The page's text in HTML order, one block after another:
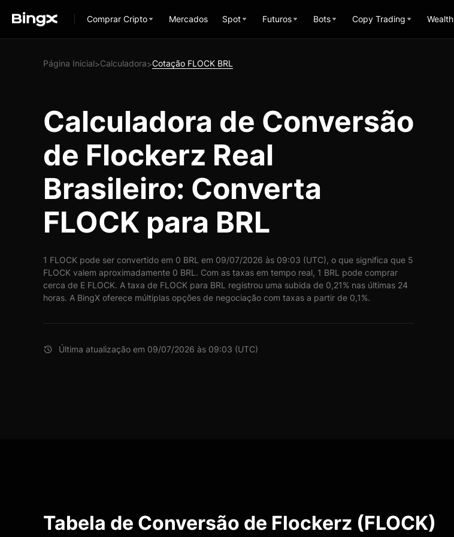
Comprar Cripto Mercados Spot Futuros Bots Copy Trading Wealth
Página Inicial>Calculadora>Cotação FLOCK BRL
Calculadora de Conversão
de Flockerz Real
Brasileiro: Converta
FLOCK para BRL
1 FLOCK pode ser convertido em 0 BRL em 09/07/2026 às 09:03 (UTC), o que significa que 5
FLOCK valem aproximadamente 0 BRL. Com as taxas em tempo real, 1 BRL pode comprar
cerca de E FLOCK. A taxa de FLOCK para BRL registrou uma subida de 0,21% nas últimas 24
horas. A BingX oferece múltiplas opções de negociação com taxas a partir de 0,1%.
Última atualização em 09/07/2026 às 09:03 (UTC)
Tabela de Conversão de Flockerz (FLOCK)